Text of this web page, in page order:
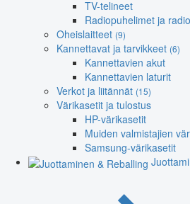
TV-telineet
Radiopuhelimet ja radio
Oheislaitteet (9)
Kannettavat ja tarvikkeet (6)
Kannettavien akut
Kannettavien laturit
Verkot ja liitännät (15)
Värikasetit ja tulostus
HP-värikasetit
Muiden valmistajien
Samsung-värikasetit